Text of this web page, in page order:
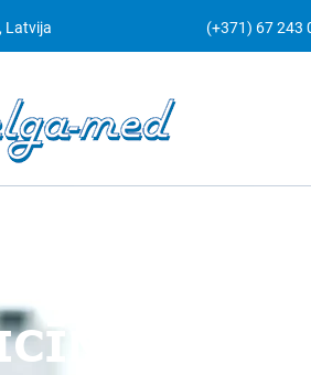
Latvija (+371) 67 243